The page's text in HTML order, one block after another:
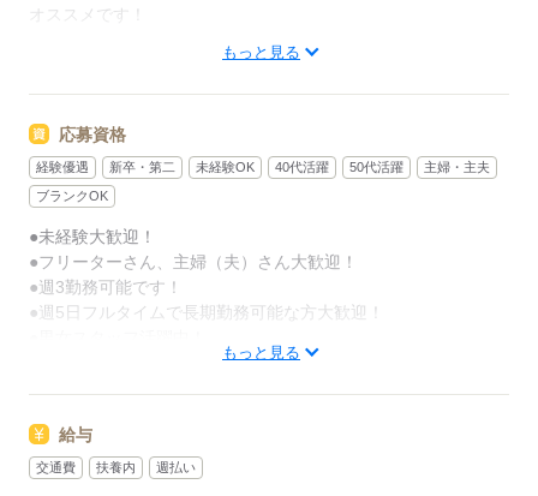
オススメです！
軽いものをメインに扱うので
体への負担は少なめ。
作業は同じことを繰り返し行うので
未経験からでも安心です。
●商品の検品・チェック
●梱包・ピッキング
●食品の盛り付け・トッピング
●部品の組み立て・加工 等
お探しします！
「自宅の近く」「座り作業」等
なんでもご相談ください。
もっと見る
応募資格
経験優遇 新卒・第二 未経験OK 40代活躍 50代活躍
主婦・主夫
ブランクOK
●未経験大歓迎！
●フリーターさん、主婦（夫）さん大歓迎！
●週3勤務可能です！
●週5日フルタイムで長期勤務可能な方大歓迎！
お仕事を紹介いたします！
もっと見る
給与
交通費 扶養内 週払い